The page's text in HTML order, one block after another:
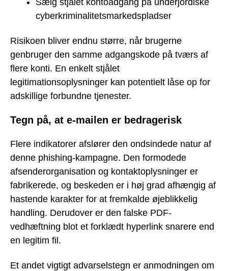
Sælg stjålet kontoadgang på underjordiske
cyberkriminalitetsmarkedspladser
Risikoen bliver endnu større, når brugerne
genbruger den samme adgangskode på tværs af
flere konti. En enkelt stjålet
legitimationsoplysninger kan potentielt låse op for
adskillige forbundne tjenester.
Tegn på, at e-mailen er bedragerisk
Flere indikatorer afslører den ondsindede natur af
denne phishing-kampagne. Den formodede
afsenderorganisation og kontaktoplysninger er
fabrikerede, og beskeden er i høj grad afhængig af
hastende karakter for at fremkalde øjeblikkelig
handling. Derudover er den falske PDF-
vedhæftning blot et forklædt hyperlink snarere end
en legitim fil.
Et andet vigtigt advarselstegn er anmodningen om